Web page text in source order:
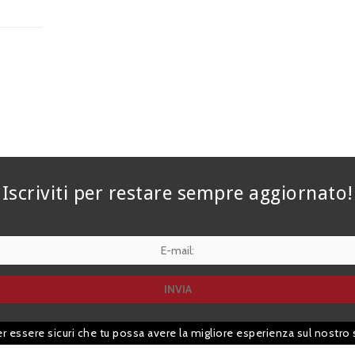
Iscriviti per restare sempre aggiornato!
essere sicuri che tu possa avere la migliore esperienza sul nostro